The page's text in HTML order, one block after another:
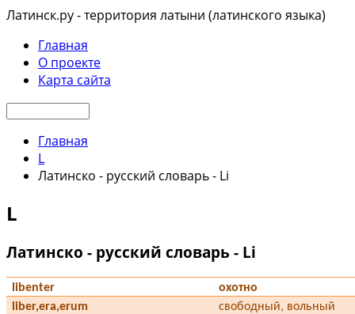
Латинск.ру - территория латыни (латинского языка)
Главная
О проекте
Карта сайта
Главная
L
Латинско - русский словарь - Li
L
Латинско - русский словарь - Li
libenter
охотно
liber,era,erum
свободный, вольный